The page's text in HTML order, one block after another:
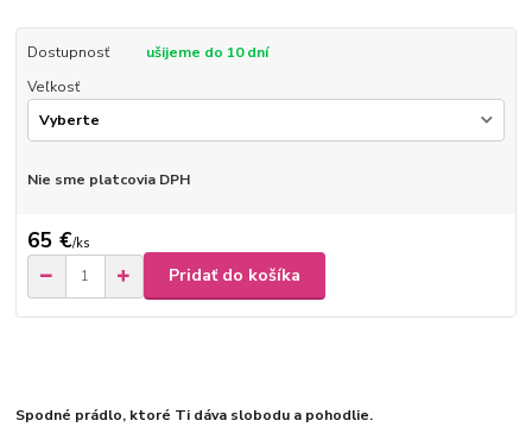
Dostupnosť
ušijeme do 10 dní
Veľkosť
Nie sme platcovia DPH
65 €/ks
Pridať do košíka
Spodné prádlo, ktoré Ti dáva slobodu a pohodlie.